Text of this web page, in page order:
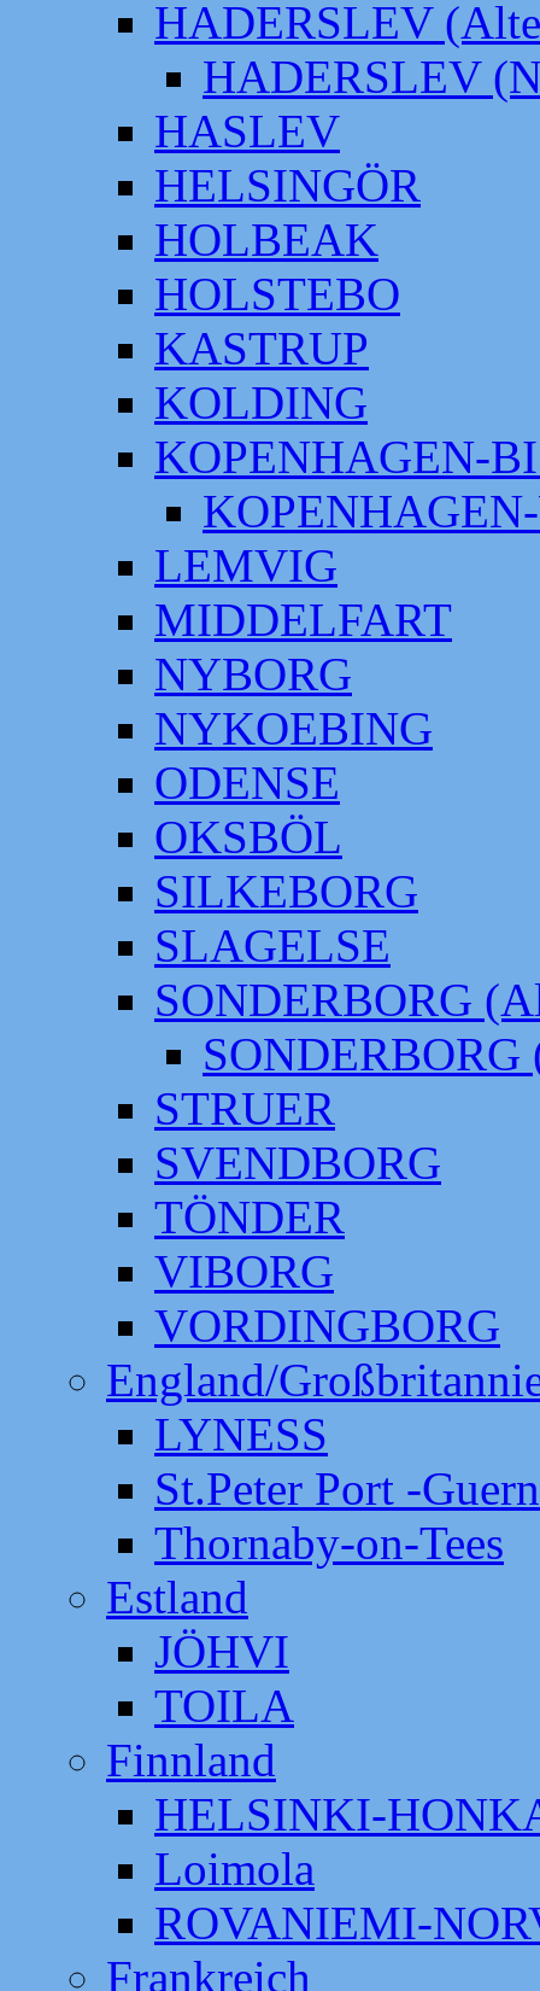
HADERSLEV
HADERSLEV
HASLEV
HELSINGÖR
HOLBEAK
HOLSTEBO
KASTRUP
KOLDING
KOPENHAGEN-
LEMVIG
MIDDELFART
NYBORG
NYKOEBING
ODENSE
OKSBÖL
SILKEBORG
SLAGELSE
SONDERBORG
SONDERBORG
STRUER
SVENDBORG
TÖNDER
VIBORG
VORDINGBORG
England/
LYNESS
St.Peter Port -
Thornaby-on-Tees
Estland
JÖHVI
TOILA
Finnland
HELSINKI-
Loimola
ROVANIEMI-
Frankreich